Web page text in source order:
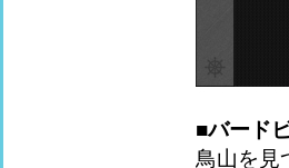
■バード
鳥山を